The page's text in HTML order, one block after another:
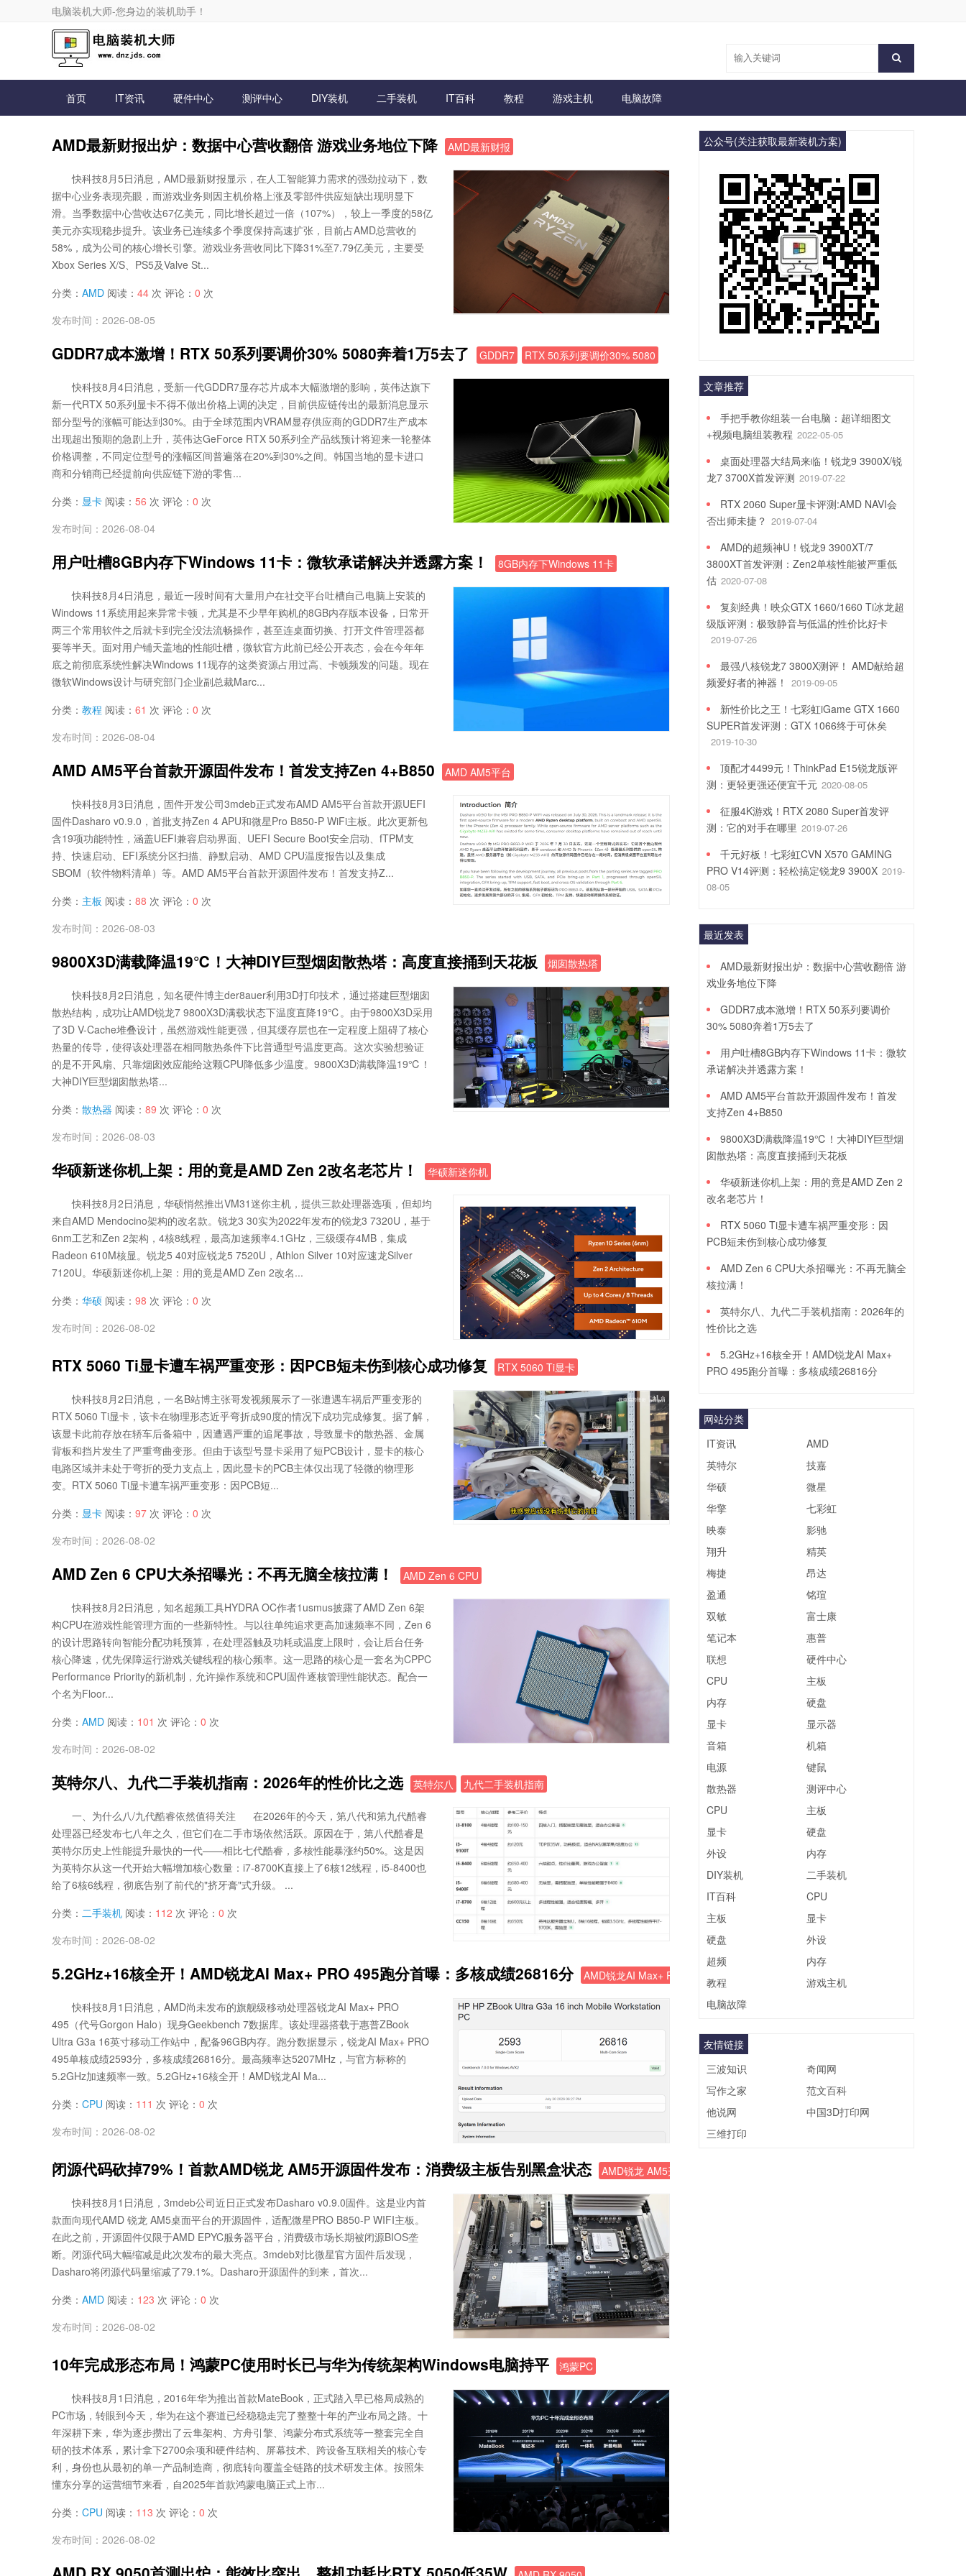
电脑装机大师-您身边的装机助手！
首页 IT资讯 硬件中心 测评中心 DIY装机 二手装机 IT百科 教程 游戏主机 电脑故障
AMD最新财报出炉：数据中心营收翻倍 游戏业务地位下降 AMD最新财报
快科技8月5日消息，AMD最新财报显示，在人工智能算力需求的强劲拉动下，数
据中心业务表现亮眼，而游戏业务则因主机价格上涨及零部件供应短缺出现明显下
滑。当季数据中心营收达67亿美元，同比增长超过一倍（107%），较上一季度的58亿
美元亦实现稳步提升。该业务已连续多个季度保持高速扩张，目前占AMD总营收的
58%，成为公司的核心增长引擎。游戏业务营收同比下降31%至7.79亿美元，主要受
Xbox Series X/S、PS5及Valve St...
分类： AMD 阅读： 44 次 评论： 0 次
发布时间：2026-08-05
GDDR7成本激增！RTX 50系列要调价30% 5080奔着1万5去了 GDDR7 RTX 50系列要调价30% 5080
快科技8月4日消息，受新一代GDDR7显存芯片成本大幅激增的影响，英伟达旗下
新一代RTX 50系列显卡不得不做出价格上调的决定，目前供应链传出的最新消息显示
部分型号的涨幅可能达到30%。由于全球范围内VRAM显存供应商的GDDR7生产成本
出现超出预期的急剧上升，英伟达GeForce RTX 50系列全产品线预计将迎来一轮整体
价格调整，不同定位型号的涨幅区间普遍落在20%到30%之间。韩国当地的显卡进口
商和分销商已经提前向供应链下游的零售...
分类： 显卡 阅读： 56 次 评论： 0 次
发布时间：2026-08-04
用户吐槽8GB内存下Windows 11卡：微软承诺解决并透露方案！ 8GB内存下Windows 11卡
快科技8月4日消息，最近一段时间有大量用户在社交平台吐槽自己电脑上安装的
Windows 11系统用起来异常卡顿，尤其是不少早年购机的8GB内存版本设备，日常开
两三个常用软件之后就卡到完全没法流畅操作，甚至连桌面切换、打开文件管理器都
要等半天。面对用户铺天盖地的性能吐槽，微软官方此前已经公开表态，会在今年年
底之前彻底系统性解决Windows 11现存的这类资源占用过高、卡顿频发的问题。现在
微软Windows设计与研究部门企业副总裁Marc...
分类： 教程 阅读： 61 次 评论： 0 次
发布时间：2026-08-04
AMD AM5平台首款开源固件发布！首发支持Zen 4+B850 AMD AM5平台
快科技8月3日消息，固件开发公司3mdeb正式发布AMD AM5平台首款开源UEFI
固件Dasharo v0.9.0，首批支持Zen 4 APU和微星Pro B850-P WiFi主板。此次更新包
含19项功能特性，涵盖UEFI兼容启动界面、UEFI Secure Boot安全启动、fTPM支
持、快速启动、EFI系统分区扫描、静默启动、AMD CPU温度报告以及集成
SBOM（软件物料清单）等。AMD AM5平台首款开源固件发布！首发支持Z...
分类： 主板 阅读： 88 次 评论： 0 次
发布时间：2026-08-03
9800X3D满载降温19℃！大神DIY巨型烟囱散热塔：高度直接捅到天花板 烟囱散热塔
快科技8月2日消息，知名硬件博主der8auer利用3D打印技术，通过搭建巨型烟囱
散热结构，成功让AMD锐龙7 9800X3D满载状态下温度直降19℃。由于9800X3D采用
了3D V-Cache堆叠设计，虽然游戏性能更强，但其缓存层也在一定程度上阻碍了核心
热量的传导，使得该处理器在相同散热条件下比普通型号温度更高。这次实验想验证
的是不开风扇、只靠烟囱效应能给这颗CPU降低多少温度。9800X3D满载降温19℃！
大神DIY巨型烟囱散热塔...
分类： 散热器 阅读： 89 次 评论： 0 次
发布时间：2026-08-03
华硕新迷你机上架：用的竟是AMD Zen 2改名老芯片！ 华硕新迷你机
快科技8月2日消息，华硕悄然推出VM31迷你主机，提供三款处理器选项，但却均
来自AMD Mendocino架构的改名款。锐龙3 30实为2022年发布的锐龙3 7320U，基于
6nm工艺和Zen 2架构，4核8线程，最高加速频率4.1GHz，三级缓存4MB，集成
Radeon 610M核显。锐龙5 40对应锐龙5 7520U，Athlon Silver 10对应速龙Silver
7120U。华硕新迷你机上架：用的竟是AMD Zen 2改名...
分类： 华硕 阅读： 98 次 评论： 0 次
发布时间：2026-08-02
RTX 5060 Ti显卡遭车祸严重变形：因PCB短未伤到核心成功修复 RTX 5060 Ti显卡
快科技8月2日消息，一名B站博主张哥发视频展示了一张遭遇车祸后严重变形的
RTX 5060 Ti显卡，该卡在物理形态近乎弯折成90度的情况下成功完成修复。据了解，
该显卡此前存放在轿车后备箱中，因遭遇严重的追尾事故，导致显卡的散热器、金属
背板和挡片发生了严重弯曲变形。但由于该型号显卡采用了短PCB设计，显卡的核心
电路区域并未处于弯折的受力支点上，因此显卡的PCB主体仅出现了轻微的物理形
变。RTX 5060 Ti显卡遭车祸严重变形：因PCB短...
分类： 显卡 阅读： 97 次 评论： 0 次
发布时间：2026-08-02
AMD Zen 6 CPU大杀招曝光：不再无脑全核拉满！ AMD Zen 6 CPU
快科技8月2日消息，知名超频工具HYDRA OC作者1usmus披露了AMD Zen 6架
构CPU在游戏性能管理方面的一些新特性。与以往单纯追求更高加速频率不同，Zen 6
的设计思路转向智能分配功耗预算，在处理器触及功耗或温度上限时，会让后台任务
核心降速，优先保障运行游戏关键线程的核心频率。这一思路的核心是一套名为CPPC
Performance Priority的新机制，允许操作系统和CPU固件逐核管理性能状态。配合一
个名为Floor...
分类： AMD 阅读： 101 次 评论： 0 次
发布时间：2026-08-02
英特尔八、九代二手装机指南：2026年的性价比之选 英特尔八 九代二手装机指南
一、为什么八/九代酷睿依然值得关注 在2026年的今天，第八代和第九代酷睿
处理器已经发布七八年之久，但它们在二手市场依然活跃。原因在于，第八代酷睿是
英特尔历史上性能提升最快的一代——相比七代酷睿，多核性能暴涨约50%。这是因
为英特尔从这一代开始大幅增加核心数量：i7-8700K直接上了6核12线程，i5-8400也
给了6核6线程，彻底告别了前代的"挤牙膏"式升级。 ...
分类： 二手装机 阅读： 112 次 评论： 0 次
发布时间：2026-08-02
5.2GHz+16核全开！AMD锐龙AI Max+ PRO 495跑分首曝：多核成绩26816分 AMD锐龙AI Max+ PRO 495跑分
快科技8月1日消息，AMD尚未发布的旗舰级移动处理器锐龙AI Max+ PRO
495（代号Gorgon Halo）现身Geekbench 7数据库。该处理器搭载于惠普ZBook
Ultra G3a 16英寸移动工作站中，配备96GB内存。跑分数据显示，锐龙AI Max+ PRO
495单核成绩2593分，多核成绩26816分。最高频率达5207MHz，与官方标称的
5.2GHz加速频率一致。5.2GHz+16核全开！AMD锐龙AI Ma...
分类： CPU 阅读： 111 次 评论： 0 次
发布时间：2026-08-02
闭源代码砍掉79%！首款AMD锐龙 AM5开源固件发布：消费级主板告别黑盒状态 AMD锐龙 AM5开源固件
快科技8月1日消息，3mdeb公司近日正式发布Dasharo v0.9.0固件。这是业内首
款面向现代AMD 锐龙 AM5桌面平台的开源固件，适配微星PRO B850-P WIFI主板。
在此之前，开源固件仅限于AMD EPYC服务器平台，消费级市场长期被闭源BIOS垄
断。闭源代码大幅缩减是此次发布的最大亮点。3mdeb对比微星官方固件后发现，
Dasharo将闭源代码量缩减了79.1%。Dasharo开源固件的到来，首次...
分类： AMD 阅读： 123 次 评论： 0 次
发布时间：2026-08-02
10年完成形态布局！鸿蒙PC使用时长已与华为传统架构Windows电脑持平 鸿蒙PC
快科技8月1日消息，2016年华为推出首款MateBook，正式踏入早已格局成熟的
PC市场，转眼到今天，华为在这个赛道已经稳稳走完了整整十年的产业布局之路。十
年深耕下来，华为逐步攒出了云隼架构、方舟引擎、鸿蒙分布式系统等一整套完全自
研的技术体系，累计拿下2700余项和硬件结构、屏幕技术、跨设备互联相关的核心专
利，身份也从最初的单一产品制造商，彻底转向覆盖全链路的技术研发主体。按照朱
懂东分享的运营细节来看，自2025年首款鸿蒙电脑正式上市...
分类： CPU 阅读： 113 次 评论： 0 次
发布时间：2026-08-02
公众号(关注获取最新装机方案)
文章推荐
手把手教你组装一台电脑：超详细图文
+视频电脑组装教程 2022-05-05
桌面处理器大结局来临！锐龙9 3900X/锐
龙7 3700X首发评测 2019-07-22
RTX 2060 Super显卡评测:AMD NAVI会
否出师未捷？ 2019-07-04
AMD的超频神U！锐龙9 3900XT/7
3800XT首发评测：Zen2单核性能被严重低
估 2020-07-08
复刻经典！映众GTX 1660/1660 Ti冰龙超
级版评测：极致静音与低温的性价比好卡
2019-07-26
最强八核锐龙7 3800X测评！ AMD献给超
频爱好者的神器！
2019-09-05
新性价比之王！七彩虹iGame GTX 1660
SUPER首发评测：GTX 1066终于可休矣
2019-10-30
顶配才4499元！ThinkPad E15锐龙版评
测：更轻更强还便宜千元 2020-08-05
征服4K游戏！RTX 2080 Super首发评
测：它的对手在哪里 2019-07-26
千元好板！七彩虹CVN X570 GAMING
PRO V14评测：轻松搞定锐龙9 3900X 2019-
08-05
最近发表
AMD最新财报出炉：数据中心营收翻倍 游
戏业务地位下降
GDDR7成本激增！RTX 50系列要调价
30% 5080奔着1万5去了
用户吐槽8GB内存下Windows 11卡：微软
承诺解决并透露方案！
AMD AM5平台首款开源固件发布！首发
支持Zen 4+B850
9800X3D满载降温19℃！大神DIY巨型烟
囱散热塔：高度直接捅到天花板
华硕新迷你机上架：用的竟是AMD Zen 2
改名老芯片！
RTX 5060 Ti显卡遭车祸严重变形：因
PCB短未伤到核心成功修复
AMD Zen 6 CPU大杀招曝光：不再无脑全
核拉满！
英特尔八、九代二手装机指南：2026年的
性价比之选
5.2GHz+16核全开！AMD锐龙AI Max+
PRO 495跑分首曝：多核成绩26816分
网站分类
IT资讯
AMD
英特尔
技嘉
华硕
微星
华擎
七彩虹
映泰
影驰
翔升
精英
梅捷
昂达
盈通
铭瑄
双敏
富士康
笔记本
惠普
联想
硬件中心
CPU
主板
内存
硬盘
显卡
显示器
音箱
机箱
电源
键鼠
散热器
测评中心
CPU
主板
显卡
硬盘
外设
内存
DIY装机
二手装机
IT百科
CPU
主板
显卡
硬盘
外设
超频
内存
教程
游戏主机
电脑故障
友情链接
三波知识
奇闻网
写作之家
范文百科
他说网
中国3D打印网
三维打印